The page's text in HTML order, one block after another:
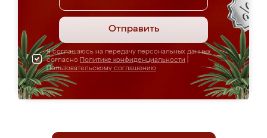
Отправить
Я соглашаюсь на передачу персональных данных
согласно Политике конфиденциальности
Пользовательскому соглашению